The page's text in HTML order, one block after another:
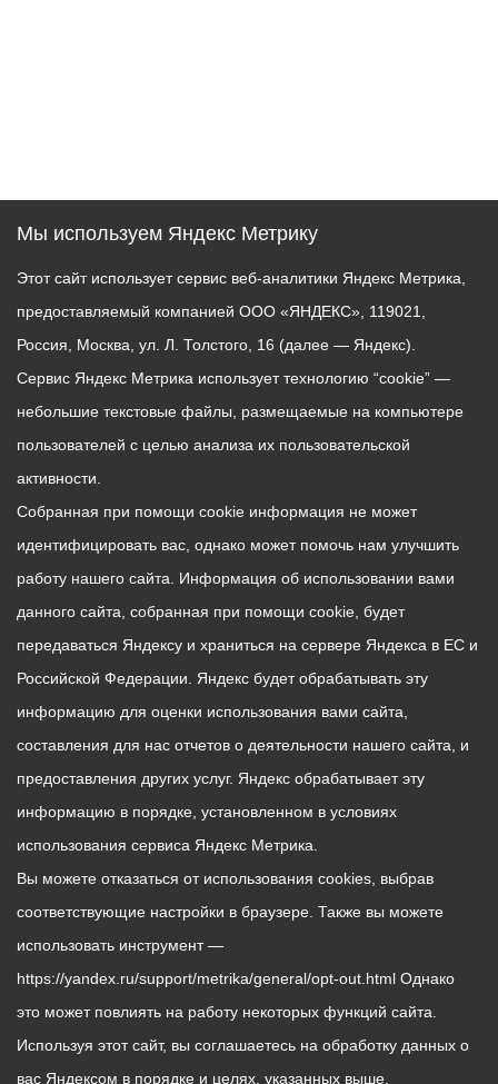
Мы используем Яндекс Метрику
Этот сайт использует сервис веб-аналитики Яндекс Метрика,
предоставляемый компанией ООО «ЯНДЕКС», 119021,
Россия, Москва, ул. Л. Толстого, 16 (далее — Яндекс).
Сервис Яндекс Метрика использует технологию “cookie” —
небольшие текстовые файлы, размещаемые на компьютере
пользователей с целью анализа их пользовательской
активности.
Собранная при помощи cookie информация не может
идентифицировать вас, однако может помочь нам улучшить
работу нашего сайта. Информация об использовании вами
данного сайта, собранная при помощи cookie, будет
передаваться Яндексу и храниться на сервере Яндекса в ЕС и
Российской Федерации. Яндекс будет обрабатывать эту
информацию для оценки использования вами сайта,
составления для нас отчетов о деятельности нашего сайта, и
предоставления других услуг. Яндекс обрабатывает эту
информацию в порядке, установленном в условиях
использования сервиса Яндекс Метрика.
Вы можете отказаться от использования cookies, выбрав
соответствующие настройки в браузере. Также вы можете
использовать инструмент —
https://yandex.ru/support/metrika/general/opt-out.html Однако
это может повлиять на работу некоторых функций сайта.
Используя этот сайт, вы соглашаетесь на обработку данных о
вас Яндексом в порядке и целях, указанных выше.